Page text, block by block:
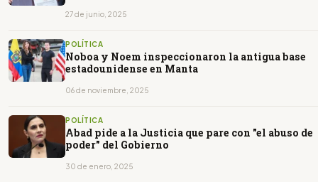
27 de junio, 2025
POLÍTICA
Noboa y Noem inspeccionaron la antigua base
estadounidense en Manta
06 de noviembre, 2025
POLÍTICA
Abad pide a la Justicia que pare con "el abuso de
poder" del Gobierno
30 de enero, 2025